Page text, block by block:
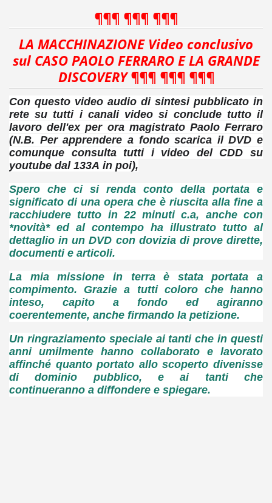
¶¶¶ ¶¶¶ ¶¶¶
LA MACCHINAZIONE Video conclusivo
sul CASO PAOLO FERRARO E LA GRANDE
DISCOVERY ¶¶¶ ¶¶¶ ¶¶¶
Con questo video audio di sintesi pubblicato in
rete su tutti i canali video si conclude tutto il
lavoro dell'ex per ora magistrato Paolo Ferraro
(N.B. Per apprendere a fondo scarica il DVD e
comunque consulta tutti i video del CDD su
youtube dal 133A in poi),
Spero che ci si renda conto della portata e
significato di una opera che è riuscita alla fine a
racchiudere tutto in 22 minuti c.a, anche con
*novità* ed al contempo ha illustrato tutto al
dettaglio in un DVD con dovizia di prove dirette,
documenti e articoli.
La mia missione in terra è stata portata a
compimento. Grazie a tutti coloro che hanno
inteso, capito a fondo ed agiranno
coerentemente, anche firmando la petizione.
Un ringraziamento speciale ai tanti che in questi
anni umilmente hanno collaborato e lavorato
affinché quanto portato allo scoperto divenisse
di dominio pubblico, e ai tanti che
continueranno a diffondere e spiegare.